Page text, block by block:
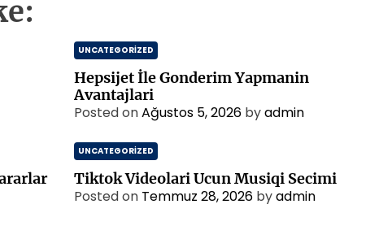
UNCATEGORIZED
Hepsijet İle Gonderim Yapmanin
Avantajlari
Posted onAğustos 5, 2026 byadmin
UNCATEGORIZED
Tiktok Videolari Ucun Musiqi Secimi
Posted on Temmuz 28, 2026 byadmin